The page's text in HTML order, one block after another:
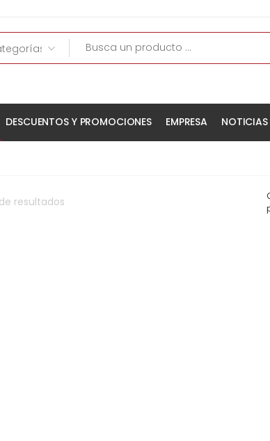
DESCUENTOS Y PROMOCIONES EMPRESA NOTICIAS
de resultados